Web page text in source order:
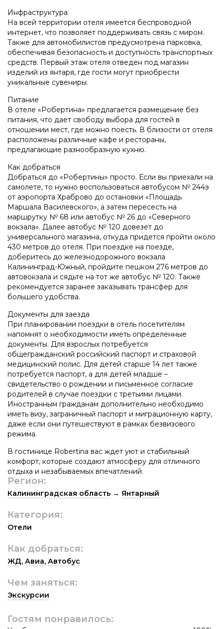
Инфраструктура
На всей территории отеля имеется беспроводной
интернет, что позволяет поддерживать связь с миром.
Также для автомобилистов предусмотрена парковка,
обеспечивая безопасность и доступность транспортных
средств. Первый этаж отеля отведен под магазин
изделий из янтаря, где гости могут приобрести
уникальные сувениры.
Питание
В отеле «Робертина» предлагается размещение без
питания, что дает свободу выбора для гостей в
отношении мест, где можно поесть. В близости от отеля
расположены различные кафе и рестораны,
предлагающие разнообразную кухню.
Как добраться
Добраться до «Робертины» просто. Если вы приехали на
самолете, то нужно воспользоваться автобусом № 244э
от аэропорта Храброво до остановки «Площадь
Маршала Василевского», а затем пересесть на
маршрутку № 68 или автобус № 26 до «Северного
вокзала». Далее автобус № 120 довезет до
универсального магазина, откуда придется пройти около
430 метров до отеля. При поездке на поезде,
доберитесь до железнодорожного вокзала
Калининград-Южный, пройдите пешком 276 метров до
автовокзала и сядьте на тот же автобус № 120. Также
рекомендуется заранее заказывать трансфер для
большего удобства.
Документы для заезда
При планировании поездки в отель посетителям
напомнят о необходимости иметь определенные
документы. Для взрослых потребуется
общегражданский российский паспорт и страховой
медицинский полис. Для детей старше 14 лет также
потребуется паспорт, а для детей младше –
свидетельство о рождении и письменное согласие
родителей в случае поездки с третьими лицами.
Иностранным гражданам дополнительно необходимо
иметь визу, заграничный паспорт и миграционную карту,
даже если они путешествуют в рамках безвизового
режима.
В гостинице Robertina вас ждет уют и стабильный
комфорт, которые создают атмосферу для отличного
отдыха и незабываемых впечатлений.
Регион:
Калининградская область → Янтарный
Категория:
Отели
Как добраться:
ЖД, Авиа, Автобус
Чем заняться:
Экскурсии
Гостям понравилось: